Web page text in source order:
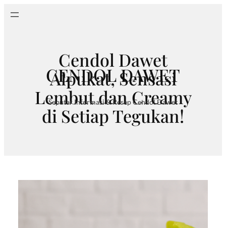
CENDOL DAWET
Seputar Informasi & Resep Cendol Dawet
Cendol Dawet
Alpukat, Sensasi
Lembut dan Creamy
di Setiap Tegukan!